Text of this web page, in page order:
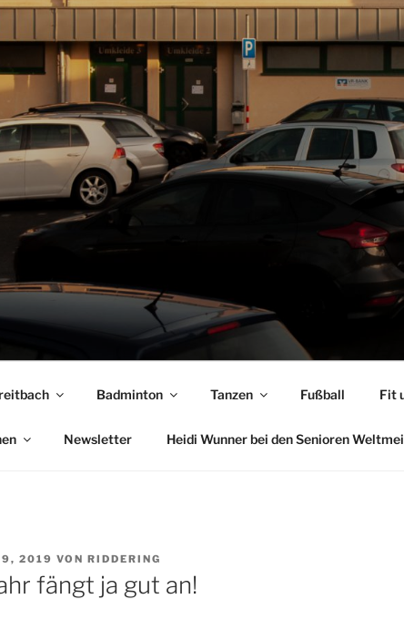
Badminton Tanzen Fußball Fit
Newsletter Heidi Wunner bei den Senioren
2019 VON RIDDERING
fängt ja gut an!